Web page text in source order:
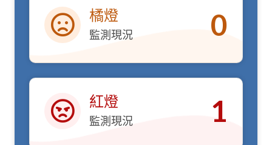
橘燈
橘燈
監測現況 0
紅燈
紅燈
監測現況 1